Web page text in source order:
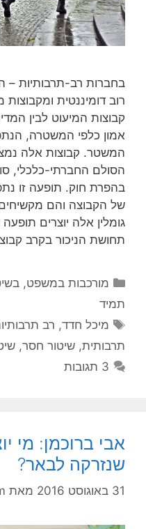
בחברות רב-תרבותיות –
רוב דומיננטית
קבוצות המיעוט לבין
אמון כלפי המשטרה,
המשטר. קבוצות אלה
הסולם החברתי-כלכלי,
בהפרת חוק. תופעה זו
של הקבוצה והם
גומלין אלה יוצרים
תחושת הניכור בקרב
קטגוריות
מורכבות במשפט,
תמיד
תגיות
מיכל חדד, רב
תרבותית, שיטור חסר,
3 תגובות
אבי ברוכמן: מי
שנזרקה לבאר?
31 באוגוסט 2016 מאת